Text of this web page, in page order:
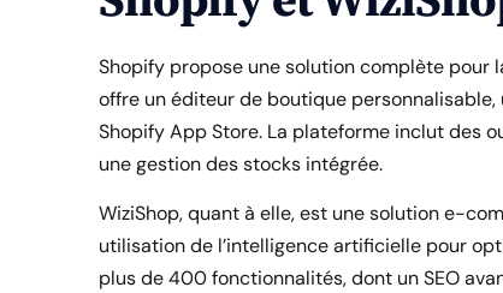
Shopify propose une solution complète pour
offre un éditeur de boutique personnalisable,
Shopify App Store. La plateforme inclut des
une gestion des stocks intégrée.
WiziShop, quant à elle, est une solution e-
utilisation de l’intelligence artificielle pour
plus de 400 fonctionnalités, dont un SEO